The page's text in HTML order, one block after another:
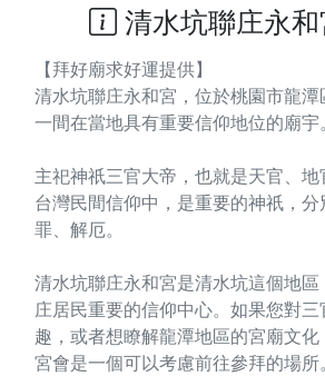
清水坑聯庄永和
【拜好廟求好運提供】
清水坑聯庄永和宮，位於桃園市龍
一間在當地具有重要信仰地位的廟宇。
主祀神祇三官大帝，也就是天官、
台灣民間信仰中，是重要的神祇，
罪、解厄。
清水坑聯庄永和宮是清水坑這個地
庄居民重要的信仰中心。如果您對
趣，或者想瞭解龍潭地區的宮廟文
宮會是一個可以考慮前往參拜的場所。